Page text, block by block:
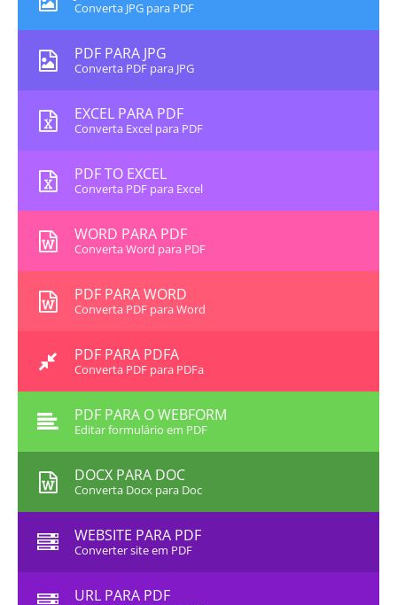
Converta JPG para PDF
PDF PARA JPG
Converta PDF para JPG
EXCEL PARA PDF
Converta Excel para PDF
PDF TO EXCEL
Converta PDF para Excel
WORD PARA PDF
Converta Word para PDF
PDF PARA WORD
Converta PDF para Word
PDF PARA PDFA
Converta PDF para PDFa
PDF PARA O WEBFORM
Editar formulário em PDF
DOCX PARA DOC
Converta Docx para Doc
WEBSITE PARA PDF
Converter site em PDF
URL PARA PDF